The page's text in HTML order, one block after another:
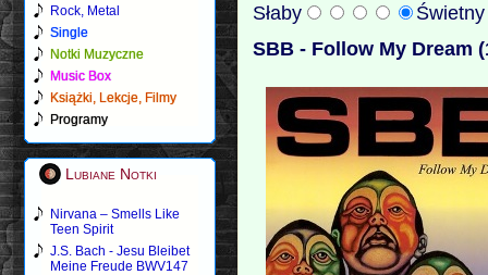
Rock, Metal
Single
Notki Muzyczne
Music Box
Książki, Lekcje, Filmy
Programy
Lubiane Notki
Nirvana – Smells Like
Teen Spirit
J.S. Bach - Jesu Bleibet
Meine Freude BWV147
Słaby
SBB - Follow My Dream